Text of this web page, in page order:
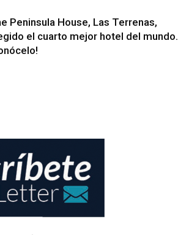
Peninsula House, Las Terrenas,
el cuarto mejor hotel del mundo.